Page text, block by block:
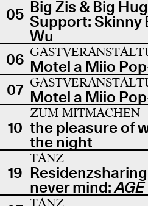
05 Big Zis & Big
Support: Skinny
Wu
06 Motel a Miio
07 Motel a Miio
10
ZUM MITMACHEN
the pleasure of
the night
19
TANZ
never mind:
TANZ